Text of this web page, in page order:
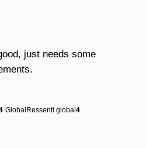
just needs some
GlobalRessenti global4